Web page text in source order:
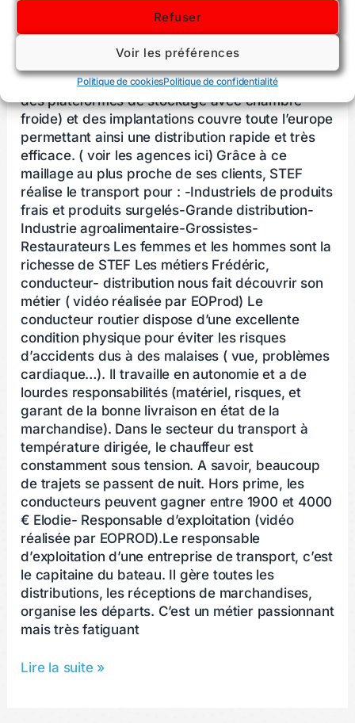
Refuser
Voir les préférences
Politique de cookiesPolitique de confidentialité
années, la société a su adapter ses moyens pour
acheminer la marchandise périssable à bon port
selon les normes d’hygiène et en respectant la
chaine du foid. Pour cela, STEF s’est doté
d’équipements de pointes (groupes frigorifiques ,
des plateformes de stockage avec chambre
froide) et des implantations couvre toute l’europe
permettant ainsi une distribution rapide et très
efficace. ( voir les agences ici) Grâce à ce
maillage au plus proche de ses clients, STEF
réalise le transport pour : -Industriels de produits
frais et produits surgelés-Grande distribution-
Industrie agroalimentaire-Grossistes-
Restaurateurs Les femmes et les hommes sont la
richesse de STEF Les métiers Frédéric,
conducteur- distribution nous fait découvrir son
métier ( vidéo réalisée par EOProd) Le
conducteur routier dispose d’une excellente
condition physique pour éviter les risques
d’accidents dus à des malaises ( vue, problèmes
cardiaque…). Il travaille en autonomie et a de
lourdes responsabilités (matériel, risques, et
garant de la bonne livraison en état de la
marchandise). Dans le secteur du transport à
température dirigée, le chauffeur est
constamment sous tension. A savoir, beaucoup
de trajets se passent de nuit. Hors prime, les
conducteurs peuvent gagner entre 1900 et 4000
€ Elodie- Responsable d’exploitation (vidéo
réalisée par EOPROD).Le responsable
d’exploitation d’une entreprise de transport, c’est
le capitaine du bateau. Il gère toutes les
distributions, les réceptions de marchandises,
organise les départs. C’est un métier passionnant
mais très fatiguant
Lire la suite »